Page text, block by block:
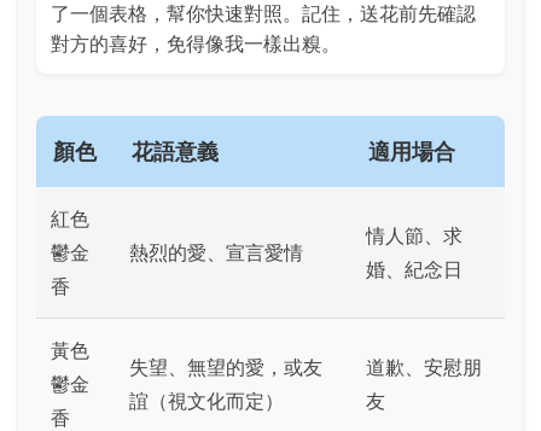
了一個表格，幫你快速對照。記住，送花前先確認
對方的喜好，免得像我一樣出糗。
顏色 花語意義 適用場合
紅色
鬱金
香
熱烈的愛、宣言愛情
情人節、求
婚、紀念日
黃色
鬱金
香
失望、無望的愛，或友
誼（視文化而定）
道歉、安慰朋
友